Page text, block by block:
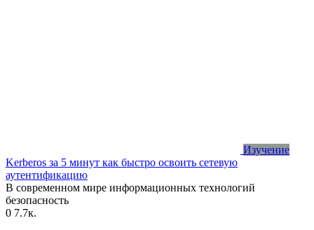
Изучение
Kerberos за 5 минут как быстро освоить сетевую
аутентификацию
В современном мире информационных технологий
безопасность
0 7.7к.